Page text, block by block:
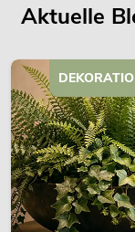
Aktuelle